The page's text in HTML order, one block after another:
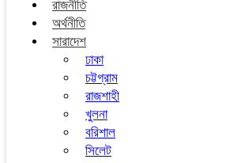
রাজনীতি
অর্থনীতি
সারাদেশ
ঢাকা
চট্টগ্রাম
রাজশাহী
খুলনা
বরিশাল
সিলেট